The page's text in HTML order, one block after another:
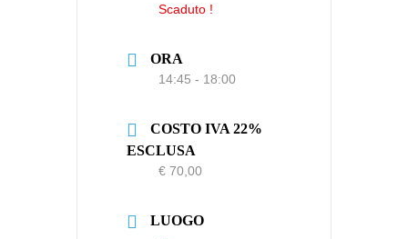
Scaduto !
ORA
14:45 - 18:00
COSTO IVA 22%
ESCLUSA
€ 70,00
LUOGO